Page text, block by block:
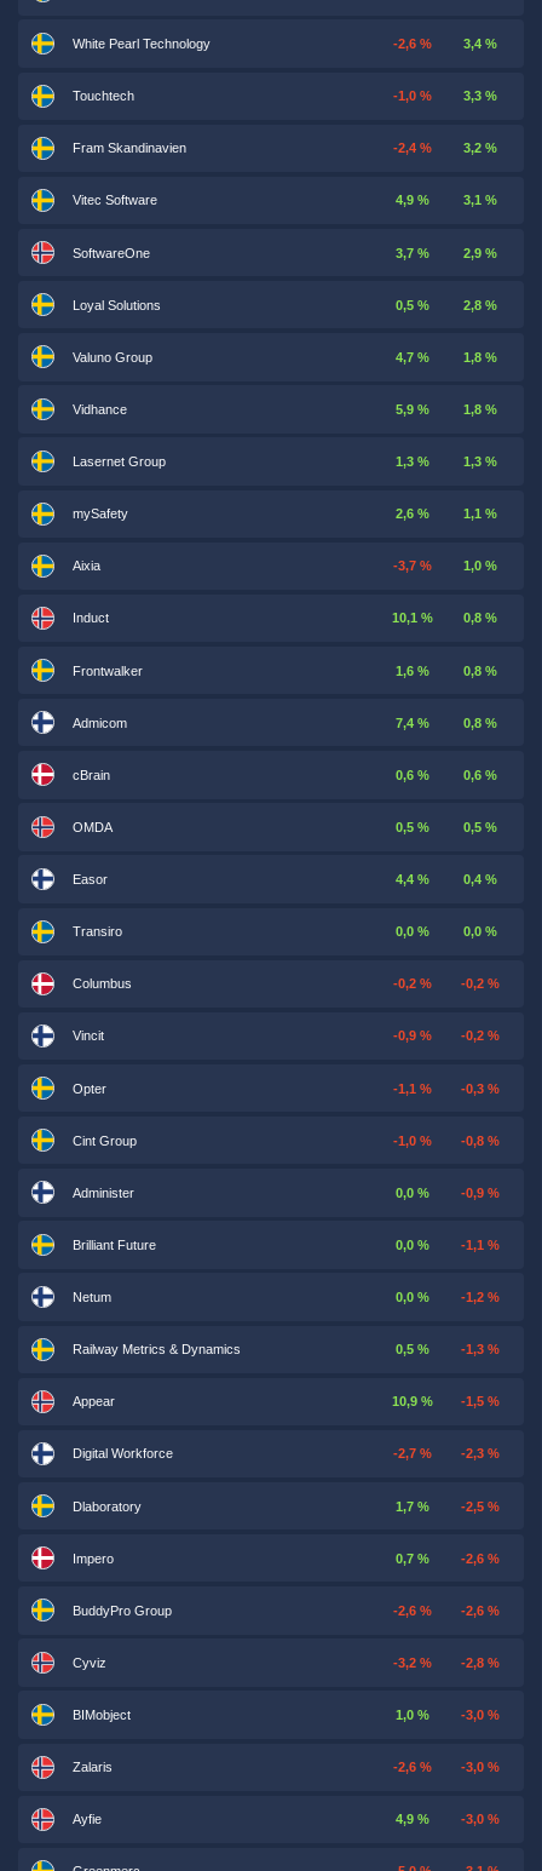
White Pearl Technology -2,6 % 3,4 %
Touchtech -1,0 % 3,3 %
Fram Skandinavien -2,4 % 3,2 %
Vitec Software 4,9 % 3,1 %
SoftwareOne 3,7 % 2,9 %
Loyal Solutions 0,5 % 2,8 %
Valuno Group 4,7 % 1,8 %
Vidhance 5,9 % 1,8 %
Lasernet Group 1,3 % 1,3 %
mySafety 2,6 % 1,1 %
Aixia -3,7 % 1,0 %
Induct 10,1 % 0,8 %
Frontwalker 1,6 % 0,8 %
Admicom 7,4 % 0,8 %
cBrain 0,6 % 0,6 %
OMDA 0,5 % 0,5 %
Easor 4,4 % 0,4 %
Transiro 0,0 % 0,0 %
Columbus -0,2 % -0,2 %
Vincit -0,9 % -0,2 %
Opter -1,1 % -0,3 %
Cint Group -1,0 % -0,8 %
Administer 0,0 % -0,9 %
Brilliant Future 0,0 % -1,1 %
Netum 0,0 % -1,2 %
Railway Metrics & Dynamics 0,5 % -1,3 %
Appear 10,9 % -1,5 %
Digital Workforce -2,7 % -2,3 %
Dlaboratory 1,7 % -2,5 %
Impero 0,7 % -2,6 %
BuddyPro Group -2,6 % -2,6 %
Cyviz -3,2 % -2,8 %
BIMobject 1,0 % -3,0 %
Zalaris -2,6 % -3,0 %
Ayfie 4,9 % -3,0 %